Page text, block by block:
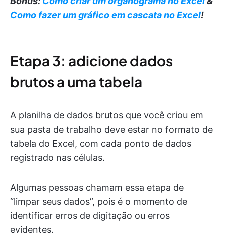
Como fazer um gráfico em cascata no Excel!
Etapa 3: adicione dados
brutos a uma tabela
A planilha de dados brutos que você criou em
sua pasta de trabalho deve estar no formato de
tabela do Excel, com cada ponto de dados
registrado nas células.
Algumas pessoas chamam essa etapa de
“limpar seus dados”, pois é o momento de
identificar erros de digitação ou erros
evidentes.